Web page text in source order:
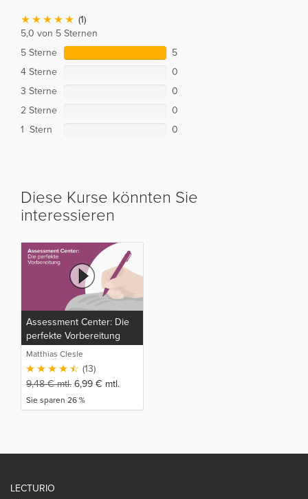
(1)
5,0 von 5 Sternen
5 Sterne
5
4 Sterne
0
3 Sterne
0
2 Sterne
0
1 Stern
0
Diese Kurse könnten Sie
interessieren
Assessment Center: Die
perfekte Vorbereitung
Matthias Clesle
(13)
9,48€mtl. 6,99 € mtl.
Sie sparen 26 %
LECTURIO